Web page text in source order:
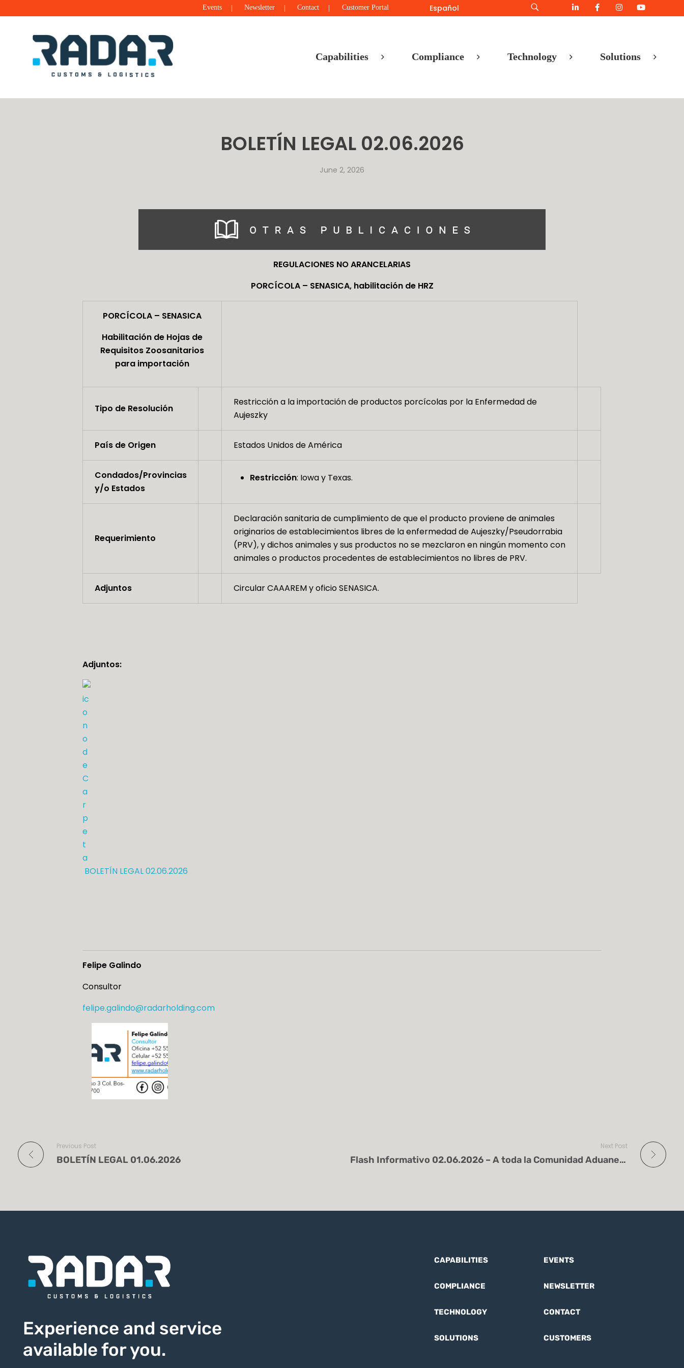
Events Newsletter Contact Customer Portal Español
Capabilities Compliance Technology Solutions
BOLETÍN LEGAL 02.06.2026
June 2, 2026
REGULACIONES NO ARANCELARIAS
PORCÍCOLA – SENASICA, habilitación de HRZ
PORCÍCOLA – SENASICA
Habilitación de Hojas de
Requisitos Zoosanitarios
para importación
Tipo de Resolución
Restricción a la importación de productos porcícolas por la Enfermedad de
Aujeszky
País de Origen Estados Unidos de América
Condados/Provincias
y/o Estados
Restricción: Iowa y Texas.
Requerimiento
Declaración sanitaria de cumplimiento de que el producto proviene de animales
originarios de establecimientos libres de la enfermedad de Aujeszky/Pseudorrabia
(PRV), y dichos animales y sus productos no se mezclaron en ningún momento con
animales o productos procedentes de establecimientos no libres de PRV.
Adjuntos Circular CAAAREM y oficio SENASICA.
Adjuntos:
BOLETÍN LEGAL 02.06.2026
Felipe Galindo
Consultor
felipe.galindo@radarholding.com
Previous Post
BOLETÍN LEGAL 01.06.2026
Next Post
Flash Informativo 02.06.2026 – A toda la Comunidad Aduanera – Incidencias con VUCEM
Experience and service
available for you.
CAPABILITIES
COMPLIANCE
TECHNOLOGY
SOLUTIONS
EVENTS
NEWSLETTER
CONTACT
CUSTOMERS